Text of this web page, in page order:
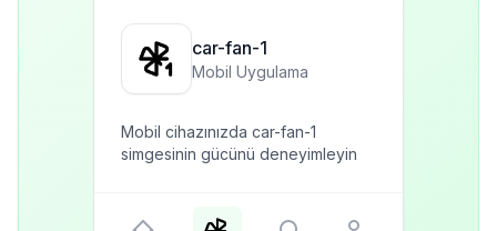
car-fan-1
Mobil Uygulama
Mobil cihazınızda car-fan-1
simgesinin gücünü deneyimleyin